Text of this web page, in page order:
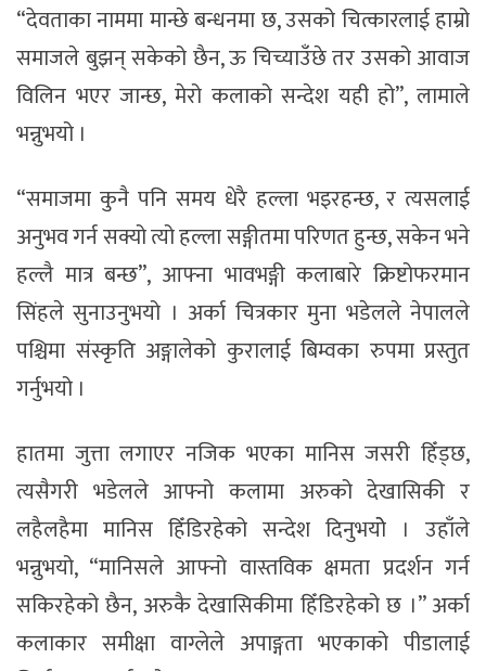
“देवताका नाममा मान्छे बन्धनमा छ, उसको चित्कारलाई हाम्रो
समाजले बुझन् सकेको छैन, ऊ चिच्याउँछे तर उसको आवाज
विलिन भएर जान्छ, मेरो कलाको सन्देश यही हो”, लामाले
भन्नुभयो ।
“समाजमा कुनै पनि समय धेरै हल्ला भइरहन्छ, र त्यसलाई
अनुभव गर्न सक्यो त्यो हल्ला सङ्गीतमा परिणत हुन्छ, सकेन भने
हल्लै मात्र बन्छ”, आफ्ना भावभङ्गी कलाबारे क्रिष्टोफरमान
सिंहले सुनाउनुभयो । अर्का चित्रकार मुना भडेलले नेपालले
पश्चिमा संस्कृति अङ्गालेको कुरालाई बिम्वका रुपमा प्रस्तुत
गर्नुभयो ।
हातमा जुत्ता लगाएर नजिक भएका मानिस जसरी हिँड्छ,
त्यसैगरी भडेलले आफ्नो कलामा अरुको देखासिकी र
लहैलहैमा मानिस हिँडिरहेको सन्देश दिनुभयोे । उहाँले
भन्नुभयो, “मानिसले आफ्नो वास्तविक क्षमता प्रदर्शन गर्न
सकिरहेको छैन, अरुकै देखासिकीमा हिँडिरहेको छ ।” अर्का
कलाकार समीक्षा वाग्लेले अपाङ्गता भएकाको पीडालाई